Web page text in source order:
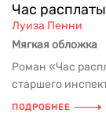
Час
Луиза Пенни
Мягкая обложка
Роман «Час
старшего
ПОДРОБНЕЕ